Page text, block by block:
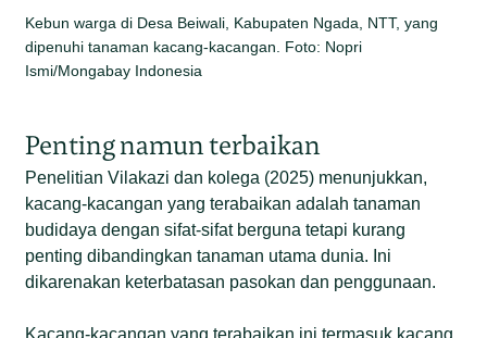
Kebun warga di Desa Beiwali, Kabupaten Ngada, NTT, yang
dipenuhi tanaman kacang-kacangan. Foto: Nopri
Ismi/Mongabay Indonesia
Penting namun terbaikan
Penelitian Vilakazi dan kolega (2025) menunjukkan,
kacang-kacangan yang terabaikan adalah tanaman
budidaya dengan sifat-sifat berguna tetapi kurang
penting dibandingkan tanaman utama dunia. Ini
dikarenakan keterbatasan pasokan dan penggunaan.
Kacang-kacangan yang terabaikan ini termasuk kacang